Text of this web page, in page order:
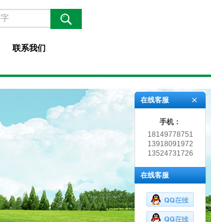
联系我们
在线客服
手机：
18149778751
13918091972
13524731726
在线客服